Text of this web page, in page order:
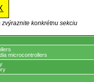
konkrétnu sekciu
microcontrollers